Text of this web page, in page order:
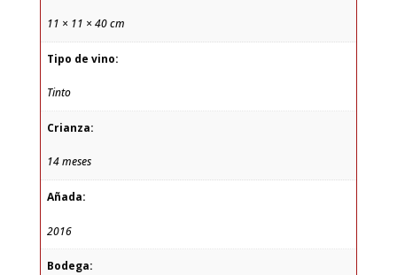
11 × 11 × 40 cm
Tipo de vino:
Tinto
Crianza:
14 meses
Añada:
2016
Bodega: